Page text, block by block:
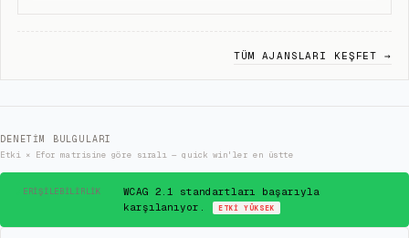
TÜM AJANSLARI KEŞFET →
DENETIM BULGULARI
Etki × Efor matrisine göre sıralı — quick win'ler en üstte
ERIŞILEBILIRLIK
WCAG 2.1 standartları başarıyla
karşılanıyor.
ETKIYÜKSEK